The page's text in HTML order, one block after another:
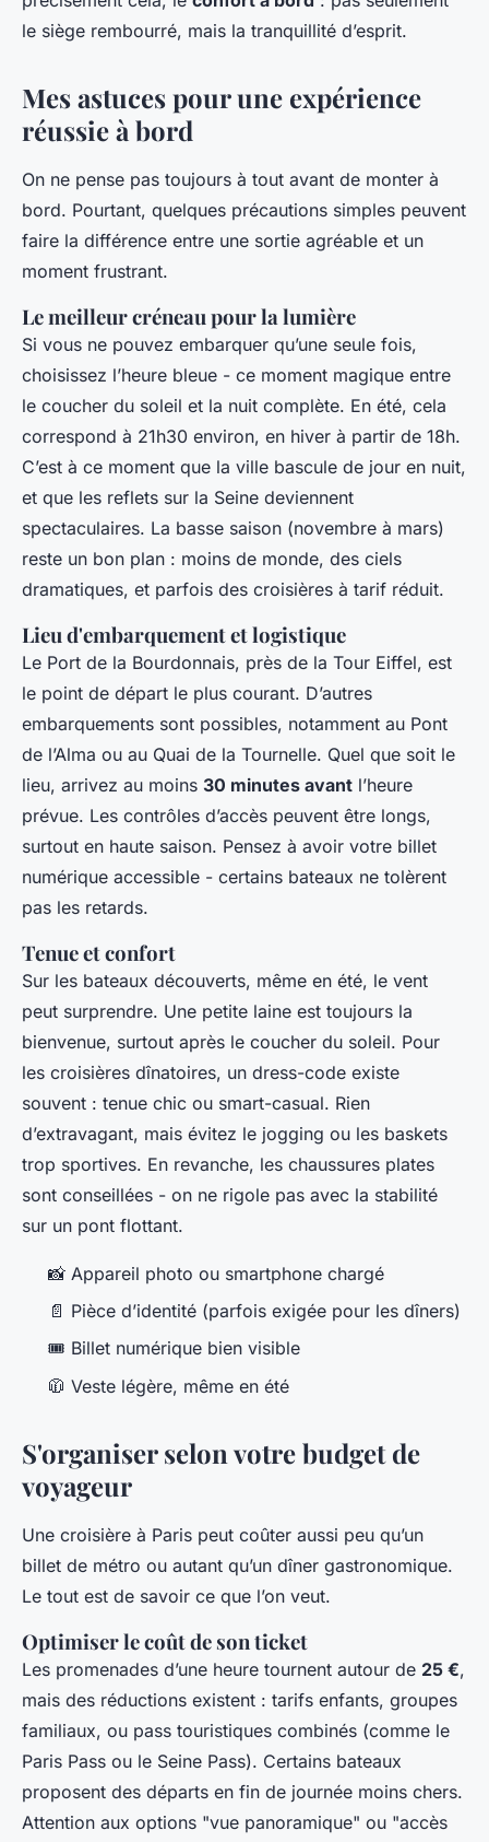
le siège rembourré, mais la tranquillité d’esprit.
Mes astuces pour une expérience
réussie à bord
On ne pense pas toujours à tout avant de monter à
bord. Pourtant, quelques précautions simples peuvent
faire la différence entre une sortie agréable et un
moment frustrant.
Le meilleur créneau pour la lumière
Si vous ne pouvez embarquer qu’une seule fois,
choisissez l’heure bleue - ce moment magique entre
le coucher du soleil et la nuit complète. En été, cela
correspond à 21h30 environ, en hiver à partir de 18h.
C’est à ce moment que la ville bascule de jour en nuit,
et que les reflets sur la Seine deviennent
spectaculaires. La basse saison (novembre à mars)
reste un bon plan : moins de monde, des ciels
dramatiques, et parfois des croisières à tarif réduit.
Lieu d'embarquement et logistique
Le Port de la Bourdonnais, près de la Tour Eiffel, est
le point de départ le plus courant. D’autres
embarquements sont possibles, notamment au Pont
de l’Alma ou au Quai de la Tournelle. Quel que soit le
lieu, arrivez au moins 30 minutes avant l’heure
prévue. Les contrôles d’accès peuvent être longs,
surtout en haute saison. Pensez à avoir votre billet
numérique accessible - certains bateaux ne tolèrent
pas les retards.
Tenue et confort
Sur les bateaux découverts, même en été, le vent
peut surprendre. Une petite laine est toujours la
bienvenue, surtout après le coucher du soleil. Pour
les croisières dînatoires, un dress-code existe
souvent : tenue chic ou smart-casual. Rien
d’extravagant, mais évitez le jogging ou les baskets
trop sportives. En revanche, les chaussures plates
sont conseillées - on ne rigole pas avec la stabilité
sur un pont flottant.
📸 Appareil photo ou smartphone chargé
📄 Pièce d’identité (parfois exigée pour les dîners)
🎟️ Billet numérique bien visible
🧥 Veste légère, même en été
S'organiser selon votre budget de
voyageur
Une croisière à Paris peut coûter aussi peu qu’un
billet de métro ou autant qu’un dîner gastronomique.
Le tout est de savoir ce que l’on veut.
Optimiser le coût de son ticket
Les promenades d’une heure tournent autour de 25 €,
mais des réductions existent : tarifs enfants, groupes
familiaux, ou pass touristiques combinés (comme le
Paris Pass ou le Seine Pass). Certains bateaux
proposent des départs en fin de journée moins chers.
Attention aux options "vue panoramique" ou "accès